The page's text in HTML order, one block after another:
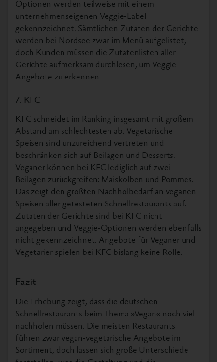
Optionen werden teilweise mit einem
unternehmenseigenen Veggie-Label
gekennzeichnet. Sämtlichen Zutaten der Gerichte
werden bei Nordsee zwar im Menü aufgelistet,
doch Kunden müssen die Zutatenlisten aller
Gerichte aufmerksam durchlesen, um Veggie-
Angebote zu erkennen.
7. KFC
KFC schneidet im Ranking insgesamt mit großem
Abstand am schlechtesten ab. Vegetarische
Speisen sind unzureichend vertreten und
beschränken sich auf Beilagen und Desserts.
Veganer können bei KFC lediglich auf zwei
Beilagen zurückgreifen: Maiskolben und Pommes.
Das zeigt den größten Nachholbedarf an veganen
Speisen aller getesteten Schnellrestaurants auf.
Zutaten der Gerichte sind bei KFC nicht
angegeben und Veggie-Optionen werden ebenfalls
nicht gekennzeichnet. Angebote für Veganer und
Vegetarier spielen bei KFC bislang keine Rolle.
Fazit
Die Erhebung zeigt, dass die deutschen
Schnellrestaurants beim Thema »Vegan« noch viel
nachholen müssen. Die meisten Restaurants
führen zwar vegan-vegetarische Angebote im
Sortiment, doch lassen sich große Unterschiede